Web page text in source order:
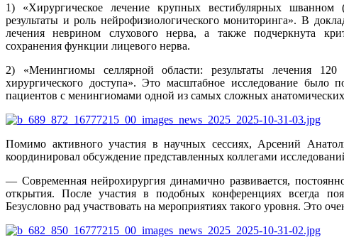
1) «Хирургическое лечение крупных вестибулярных
результаты и роль нейрофизиологического мониторинга». В
лечения неврином слухового нерва, а также подчеркнута
сохранения функции лицевого нерва.
2) «Менингиомы селлярной области: результаты лечения
хирургического доступа». Это масштабное исследование
пациентов с менингиомами одной из самых сложных
Помимо активного участия в научных сессиях, Арсений
координировал обсуждение представленных коллегами
— Современная нейрохирургия динамично развивается,
открытия. После участия в подобных конференциях всегда
Безусловно рад участвовать на мероприятиях такого уровня. Это